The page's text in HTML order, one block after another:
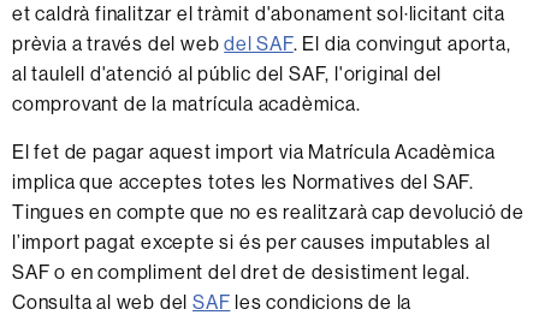
et caldrà finalitzar el tràmit d'abonament sol·licitant cita
prèvia a través del webdel SAF. El dia convingut aporta,
al taulell d'atenció al públic del SAF, l'original del
comprovant de la matrícula acadèmica.
El fet de pagar aquest import via Matrícula Acadèmica
implica que acceptes totes les Normatives del SAF.
Tingues en compte que no es realitzarà cap devolució de
l’import pagat excepte si és per causes imputables al
SAF o en compliment del dret de desistiment legal.
Consulta al web delSAF les condicions de la